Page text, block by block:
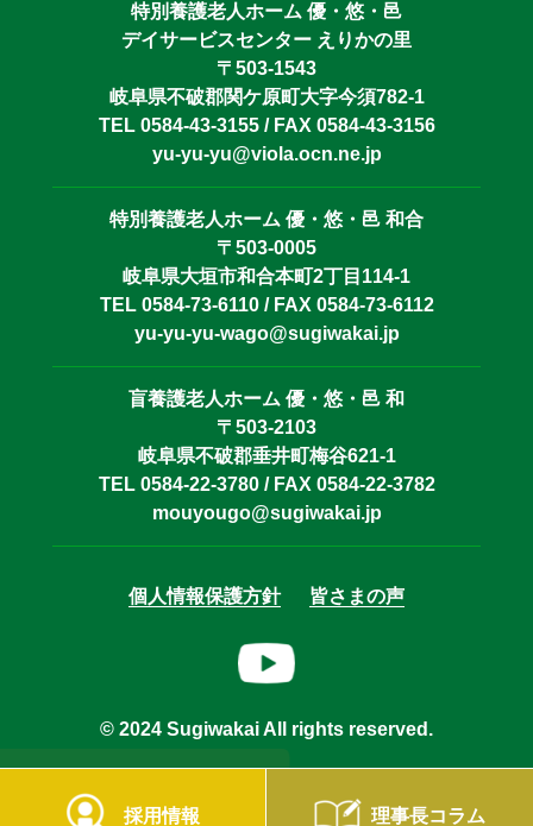
採用情報 理事長コラム
特別養護老人ホーム 優・悠・邑
デイサービスセンター えりかの里
〒503-1543
岐阜県不破郡関ケ原町大字今須782-1
TEL 0584-43-3155 / FAX 0584-43-3156
yu-yu-yu@viola.ocn.ne.jp
特別養護老人ホーム 優・悠・邑 和合
〒503-0005
岐阜県大垣市和合本町2丁目114-1
TEL 0584-73-6110 / FAX 0584-73-6112
yu-yu-yu-wago@sugiwakai.jp
盲養護老人ホーム 優・悠・邑 和
〒503-2103
岐阜県不破郡垂井町梅谷621-1
TEL 0584-22-3780 / FAX 0584-22-3782
mouyougo@sugiwakai.jp
個人情報保護方針 皆さまの声
© 2024 Sugiwakai All rights reserved.